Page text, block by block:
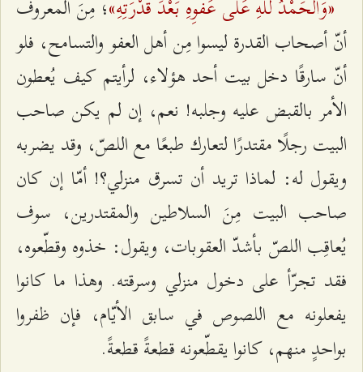
«وَالحَمْدُ للهِ عَلى عَفْوِهِ بَعْدَ قُدْرَتِهِ»؛ مِنَ المعروف
أنّ أصحاب القدرة ليسوا مِن أهل العفو والتسامح، فلو
أنّ سارقًا دخل بيت أحد هؤلاء، لرأيتم كيف يُعطون
الأمر بالقبض عليه وجلبه! نعم، إن لم يكن صاحب
البيت رجلًا مقتدرًا لتعارك طبعًا مع اللصّ، وقد يضربه
ويقول له: لماذا تريد أن تسرق منزلي؟! أمّا إن كان
صاحب البيت مِنَ السلاطين والمقتدرين، سوف
يُعاقِب اللصّ بأشدّ العقوبات، ويقول: خذوه وقطّعوه،
فقد تجرّأ على دخول منزلي وسرقته. وهذا ما كانوا
يفعلونه مع اللصوص في سابق الأيّام، فإن ظفروا
بواحدٍ منهم، كانوا يقطّعونه قطعةً قطعةً.